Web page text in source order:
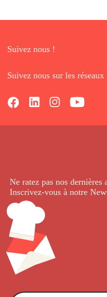
Suivez nous !
Suivez nous sur les réseaux
Ne ratez pas nos dernières
Inscrivez-vous à notre